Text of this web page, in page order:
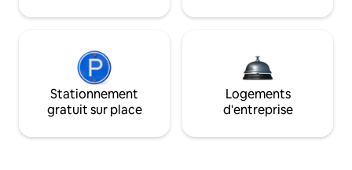
Stationnement
gratuit sur place
Logements
d'entreprise